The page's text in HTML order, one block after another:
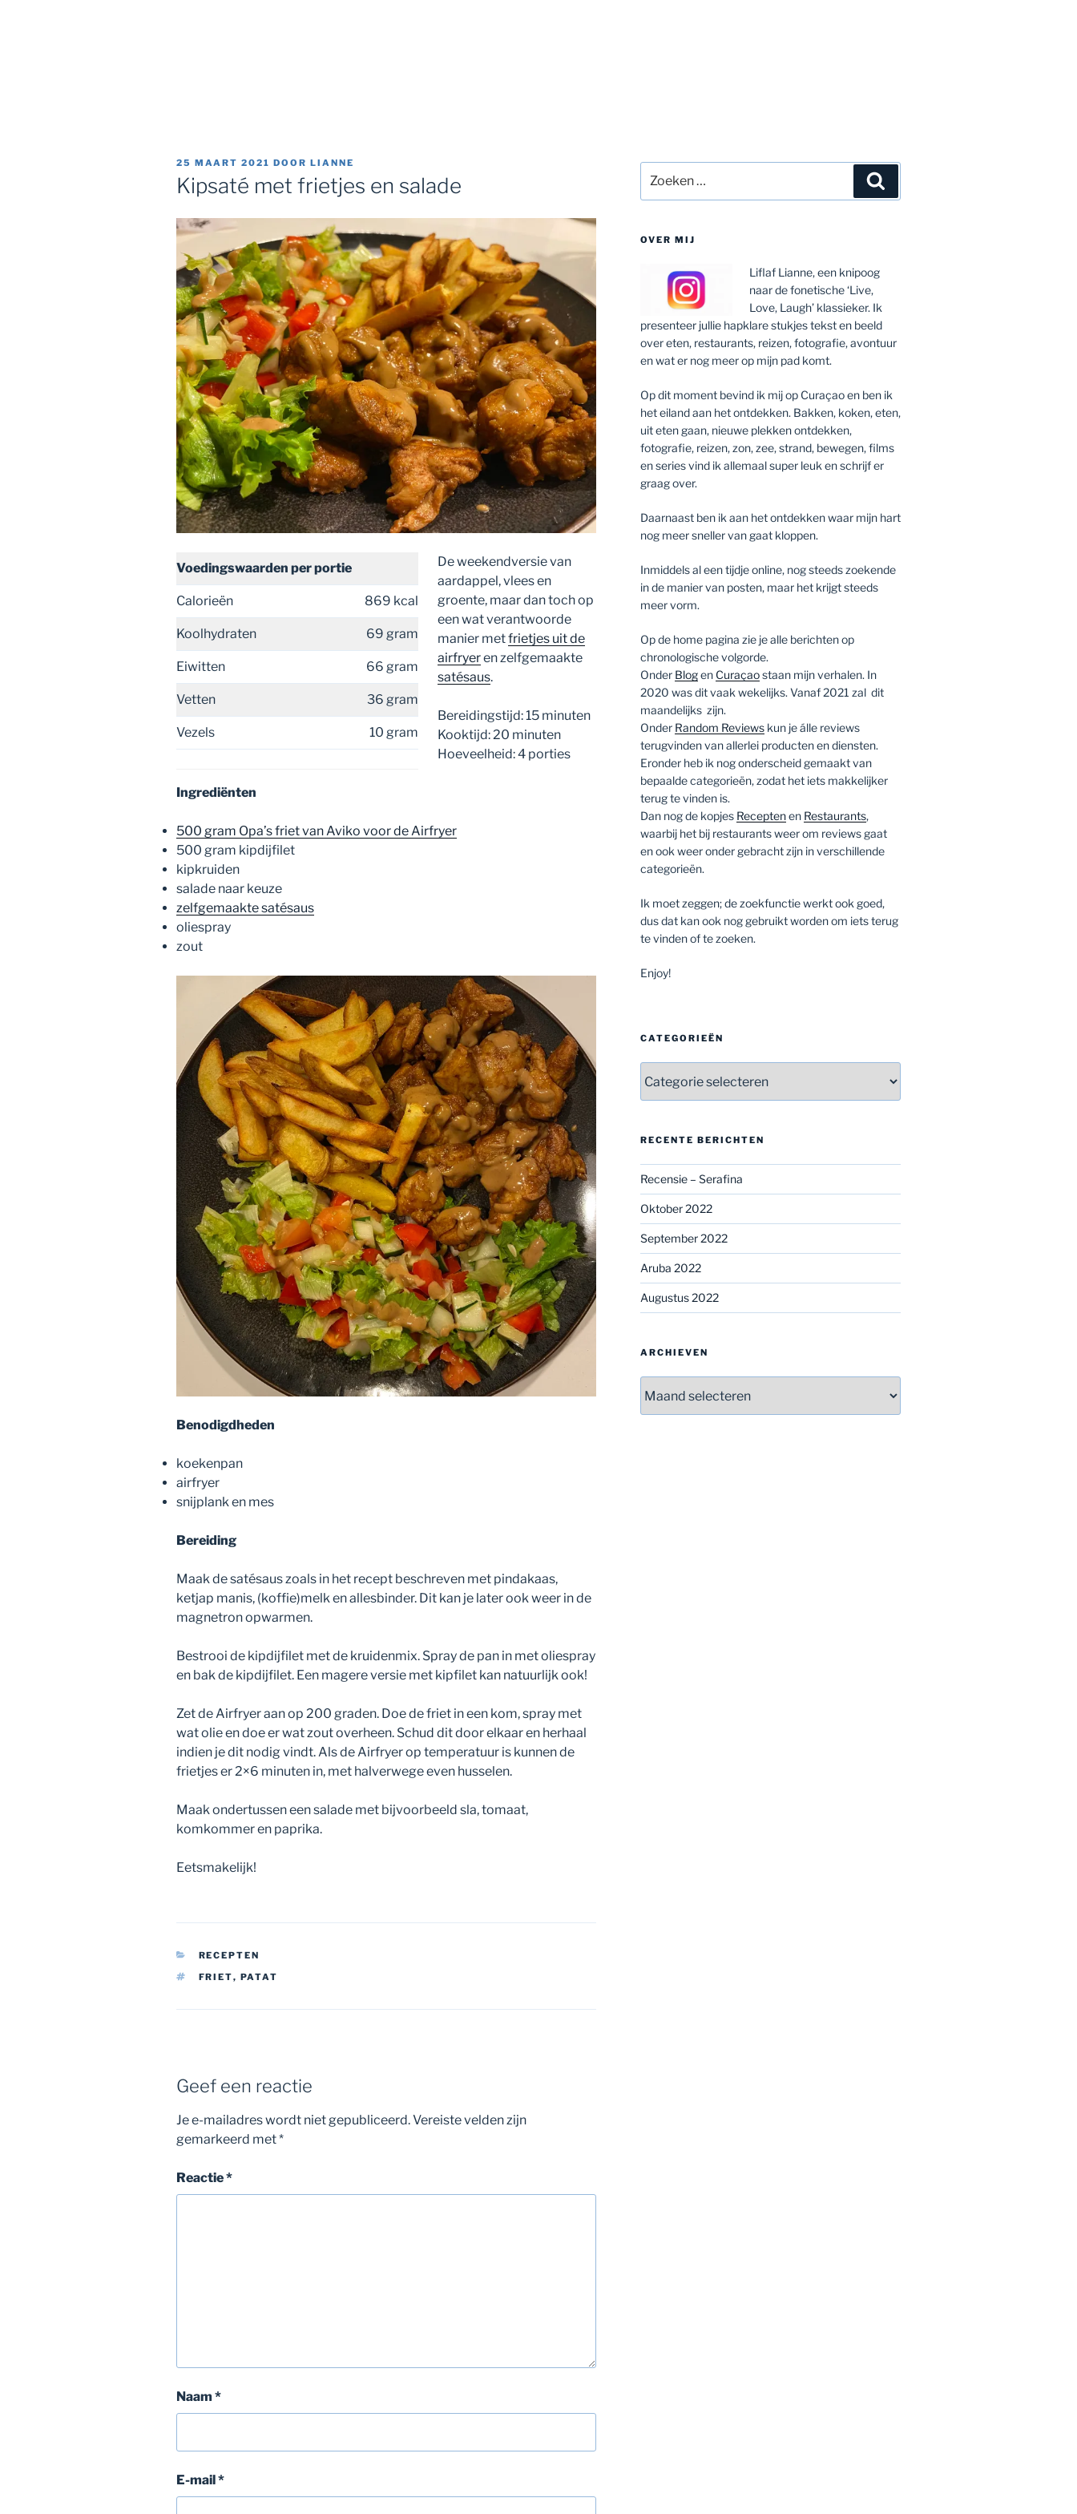
GEPLAATST
OP
25 MAART 2021 DOOR LIANNE
Kipsaté met frietjes en salade
Voedingswaarden per portie
Calorieën 869 kcal
Koolhydraten 69 gram
Eiwitten 66 gram
Vetten 36 gram
Vezels 10 gram
De weekendversie van
aardappel, vlees en
groente, maar dan toch op
een wat verantwoorde
manier metfrietjes uit de
airfryeren zelfgemaakte
satésaus.
Bereidingstijd: 15 minuten
Kooktijd: 20 minuten
Hoeveelheid: 4 porties
Ingrediënten
500 gram Opa’s friet van Aviko voor de Airfryer
500 gram kipdijfilet
kipkruiden
salade naar keuze
zelfgemaakte satésaus
oliespray
zout
Benodigdheden
koekenpan
airfryer
snijplank en mes
Bereiding
Maak de satésaus zoals in het recept beschreven met pindakaas,
ketjap manis, (koffie)melk en allesbinder. Dit kan je later ook weer in de
magnetron opwarmen.
Bestrooi de kipdijfilet met de kruidenmix. Spray de pan in met oliespray
en bak de kipdijfilet. Een magere versie met kipfilet kan natuurlijk ook!
Zet de Airfryer aan op 200 graden. Doe de friet in een kom, spray met
wat olie en doe er wat zout overheen. Schud dit door elkaar en herhaal
indien je dit nodig vindt. Als de Airfryer op temperatuur is kunnen de
frietjes er 2×6 minuten in, met halverwege even husselen.
Maak ondertussen een salade met bijvoorbeeld sla, tomaat,
komkommer en paprika.
Eetsmakelijk!
CATEGORIEËN
RECEPTEN
TAGS
FRIET, PATAT
Geef een reactie
Je e-mailadres wordt niet gepubliceerd.Vereiste velden zijn
gemarkeerd met*
Reactie*
Naam *
E-mail*
naar:
OVER MIJ
Liflaf Lianne, een knipoog
naar de fonetische ‘Live,
Love, Laugh’ klassieker. Ik
presenteer jullie hapklare stukjes tekst en beeld
over eten, restaurants, reizen, fotografie, avontuur
en wat er nog meer op mijn pad komt.
Op dit moment bevind ik mij op Curaçao en ben ik
het eiland aan het ontdekken. Bakken, koken, eten,
uit eten gaan, nieuwe plekken ontdekken,
fotografie, reizen, zon, zee, strand, bewegen, films
en series vind ik allemaal super leuk en schrijf er
graag over.
Daarnaast ben ik aan het ontdekken waar mijn hart
nog meer sneller van gaat kloppen.
Inmiddels al een tijdje online, nog steeds zoekende
in de manier van posten, maar het krijgt steeds
meer vorm.
Op de home pagina zie je alle berichten op
chronologische volgorde.
Onder Blogen Curaçaostaan mijn verhalen. In
2020 was dit vaak wekelijks. Vanaf 2021 zal dit
maandelijks zijn.
Onder Random Reviewskun je álle reviews
terugvinden van allerlei producten en diensten.
Eronder heb ik nog onderscheid gemaakt van
bepaalde categorieën, zodat het iets makkelijker
terug te vinden is.
Dan nog de kopjes Receptenen Restaurants,
waarbij het bij restaurants weer om reviews gaat
en ook weer onder gebracht zijn in verschillende
categorieën.
Ik moet zeggen; de zoekfunctie werkt ook goed,
dus dat kan ook nog gebruikt worden om iets terug
te vinden of te zoeken.
Enjoy!
CATEGORIEËN
RECENTE BERICHTEN
Recensie – Serafina
Oktober 2022
September 2022
Aruba 2022
Augustus 2022
ARCHIEVEN